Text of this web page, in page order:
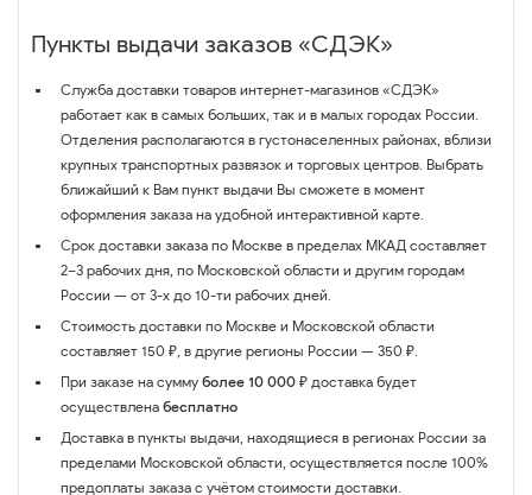
Пункты выдачи заказов «СДЭК»
Служба доставки товаров интернет-магазинов «СДЭК»
работает как в самых больших, так и в малых городах России.
Отделения располагаются в густонаселенных районах, вблизи
крупных транспортных развязок и торговых центров. Выбрать
ближайший к Вам пункт выдачи Вы сможете в момент
оформления заказа на удобной интерактивной карте.
Срок доставки заказа по Москве в пределах МКАД составляет
2–3 рабочих дня, по Московской области и другим городам
России — от 3-х до 10-ти рабочих дней.
Стоимость доставки по Москве и Московской области
составляет 150 ₽, в другие регионы России — 350 ₽.
При заказе на сумму более 10 000 ₽ доставка будет
осуществлена бесплатно
Доставка в пункты выдачи, находящиеся в регионах России за
пределами Московской области, осуществляется после 100%
предоплаты заказа с учётом стоимости доставки.